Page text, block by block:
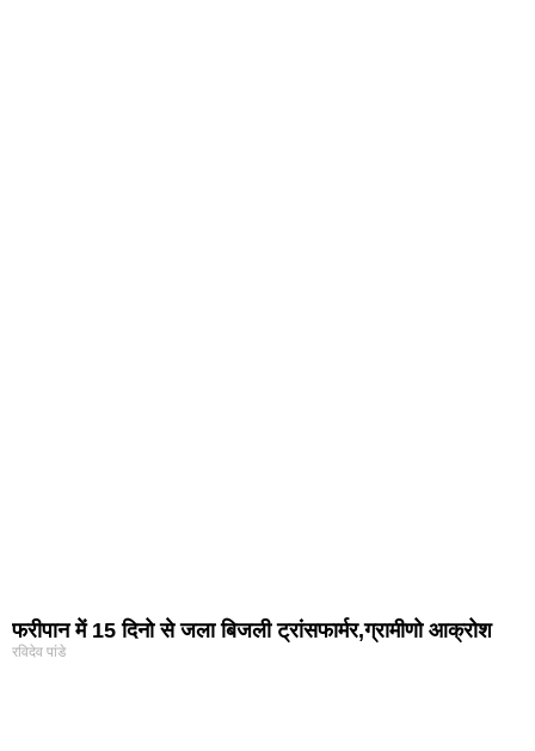
फरीपान में 15 दिनो से जला बिजली ट्रांसफार्मर,ग्रामीणो आक्रोश
रविदेव पांडे